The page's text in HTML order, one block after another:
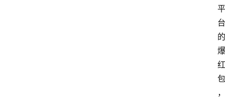
平
台
的
爆
红
包
，